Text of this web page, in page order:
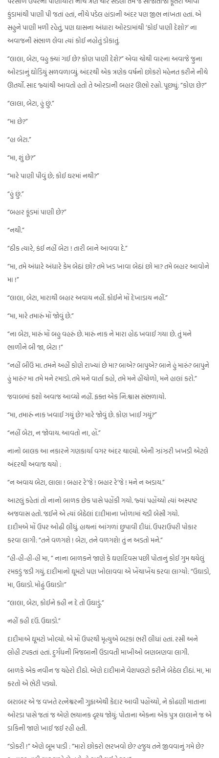
કુંડામાંથી પાણી પી જતાં હતાં, નીચે પડેલ હાંડાની અંદર પણ જીભ નાંખતા હતાં. એ
સહુને પાણી મળી રહેતું, પણ ઘાસના અંધારા ઓરડામાંથી ‘કોઈ પાણી દેશો?’ ના
અવાજની સંભાળ લેવા ત્યાં કોઈ નહોતું ડોકાતું.
“લાલા, બેટા, વહુ ક્યાં ગઈ છે? કોણ પાણી દેશે?” એવા ચોથી વારના અવાજે જુના
ઓરડાનું ઘોડિયું સળવળાવ્યું. અંદરથી એક ત્રણેક વર્ષનો છોકરો મહેનત કરીને નીચે
ઊતર્યો. સાદ જ્યાંથી આવતો હતો તે ઓરડાની બહાર ઊભો રહ્યો. પૂછ્યું: “કોણ છે?”
“લાલા, બેટા, હું છું.”
“મા છે?”
“હા બેટા.”
“મા, શું છે?”
“મારે પાણી પીવું છે; કોઈ ઘરમાં નથી?”
“હું છું.”
“બહાર કૂંડમાં પાણી છે?”
“નથી.”
“ઠીક ત્યારે, કંઈ નહીં બેટા ! તારી બાને આવવા દે.”
“મા, તમે અંધારે અંધારે કેમ બેઠાં છો? તમે ખડ ખાવા બેઠાં છો મા? તમે બહાર આવોને
મા !”
“લાલા, બેટા, મારાથી બહાર અવાય નહીં. કોઈને મોં દેખાડાય નહીં.”
“મા, મારે તમારું મોં જોવું છે.”
“ના બેટા, મારું મોં બહુ વહરું છે. મારું નાક ને મારા હોઠ ખવાઈ ગયા છે. તું મને
ભાળીને બી જા, બેટા !”
“નહીં બીઉં મા. તમને અહીં કોણે રાખ્યાં છે મા? બાએ? બાપુએ? બાને હું મારું? બાપુને
હું મારું? મા તમે મને રમાડો. તમે મને વાર્તા કહો, તમે મને હીંચોળો, મને હાલાં કરો.”
જવાબમાં કશો અવાજ આવ્યો નહીં. ફક્ત એક નિ:શ્વાસ સંભળાયો.
“મા, તમારું નાક ખવાઈ ગયું છે? મારે જોવું છે. કોણ ખાઈ ગયું?”
“નહીં બેટા, ન જોવાય. આવતો ના, હોં.”
નાનો બાલક આ નકારને ગણકાર્યા વગર અંદર ચાલ્યો. એની ઝાંઝરી ખખડી એટલે
અંદરથી અવાજ થયો :
“ન અવાય બેટા, લાલા ! બહાર રે’જે ! બહાર રે’જે ! મને ન અડાય.”
આટલું કહેતાં તો નાનો બાળક છેક પાસે પહોંકી ગયો. જ્યાં પહોંચ્યો ત્યાં અસ્પષ્ટ
અજવાસ હતો. જઈને એ ત્યાં બેઠેલાં દાદીમાના ખોળામાં ચડી બેસી ગયો.
દાદીમએ મોં ઉપર ઓઢી લીધું. હાથનાં આંગળાં છુપાવી દીધાં. ઉપરાઉપરી પોકાર
કરવા લાગી: “તને વળગશે ! બેટા, તને વળગશે! તું ન અડતો મને.”
“હી-હી-હી-હી મા, ” નાના બાળકને જાણે કે ઘણદિવસ પછી પોતાનું કોઈ ગુમ થયેલું
રમકડું જડી ગયું. દાદીમાનો ઘૂમટો પણ ખોલાવવા એ ખેંચાખેંચ કરવા લાગ્યો: “ઉઘાડો,
મા, ઉઘાડો. મોઢું ઉઘાડો!”
“લાલા, બેટા, કોઈને કહી ન દે તો ઉઘાડું.”
નહીં કહી દઉં. ઉઘાડો.”
દાદીમાએ ઘૂમટો ખોલ્યો. એ મોં ઉપરથી મૃત્યુએ બટકાં ભરી લીધાં હતાં. રસી અને
લોહી ટપકતાં હતાં. દુર્ગંધની મિજબાની ઉડાવતી માખીઓ બણબણવા લાગી.
બાળકે એક નવીન જ ચહેરો દીઠો. એણે દાદીમાને વેશપલટો કરીને બેઠેલ દીઠાં. મા, મા
કરતો એ ભેટી પડ્યો.
બરાબર એ જ વખતે રત્નેશ્વરની ગુફાએથી કેદાર આવી પહોંચ્યો, ને કોઢણી માતાના
ઓરડા પાસે જતાં જ એણે ભયાનક દૃશ્ય જોયું: પોતાના એકના એક પુત્ર લાલાને જ એ
ડાકિની જાણે ખાઈ જઈ રહી હતી.
“ડોકરી !” એણે બૂમ પાડી : “મારો છોકરો ભરખવો છે? હજુય તને જીવવાનું ગમે છે?